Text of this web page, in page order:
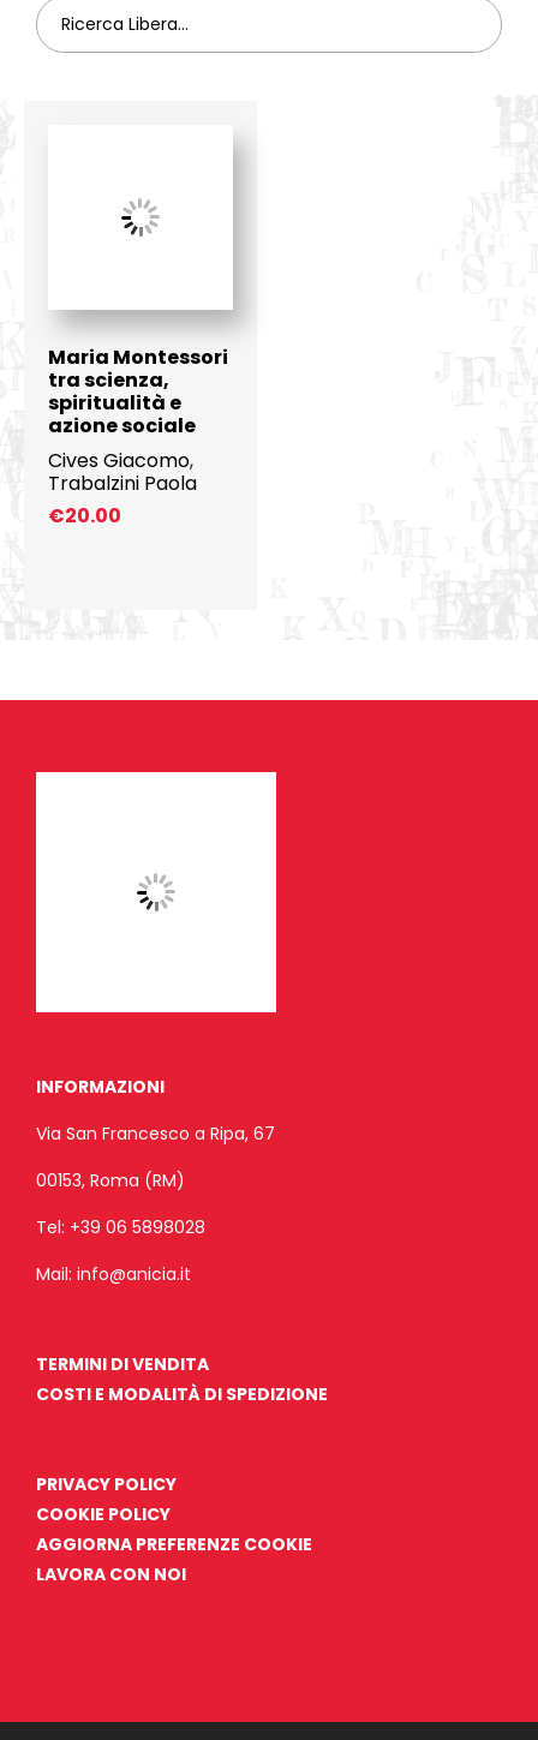
Maria Montessori
tra scienza,
spiritualità e
azione sociale
Cives Giacomo,
Trabalzini Paola
€20.00
INFORMAZIONI
Via San Francesco a Ripa, 67
00153, Roma (RM)
Tel: +39 06 5898028
Mail: info@anicia.it
TERMINI DI VENDITA
COSTI E MODALITÀ DI SPEDIZIONE
PRIVACY POLICY
COOKIE POLICY
AGGIORNA PREFERENZE COOKIE
LAVORA CON NOI